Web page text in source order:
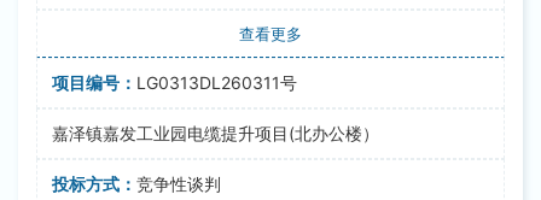
查看更多
LG0313DL260311号
嘉泽镇嘉发工业园电缆提升项目(北办公楼）
竞争性谈判